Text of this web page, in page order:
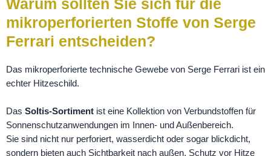
mikroperforierten Stoffe von Serge
Ferrari entscheiden?
Das mikroperforierte technische Gewebe von Serge Ferrari ist ein
echter Hitzeschild.
Das Soltis-Sortiment ist eine Kollektion von Verbundstoffen für
Sonnenschutzanwendungen im Innen- und Außenbereich.
Sie sind nicht nur perforiert, wasserdicht oder sogar blickdicht,
sondern bieten auch Sichtbarkeit nach außen, Schutz vor Hitze